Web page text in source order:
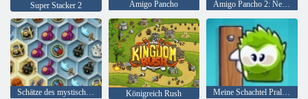
Super Stacker 2 Amigo Pancho Amigo Pancho 2: New York Party
Schätze des mystischen Meeres Königreich Rush Meine Schachtel Pralinen